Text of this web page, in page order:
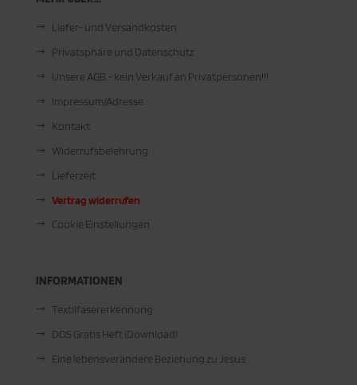
Liefer- und Versandkosten
Privatsphäre und Datenschutz
Unsere AGB - kein Verkauf an Privatpersonen!!!
Impressum/Adresse
Kontakt
Widerrufsbelehrung
Lieferzeit
Vertrag widerrufen
Cookie Einstellungen
INFORMATIONEN
Textilfasererkennung
DOS Gratis Heft (Download)
Eine lebensverändere Beziehung zu Jesus